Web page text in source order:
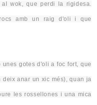
wok, que perdi la rigidesa.
amb un raig d'oli i que
gotes d'oli a foc fort, que
anar un xic més), quan ja
les rossellones i una mica